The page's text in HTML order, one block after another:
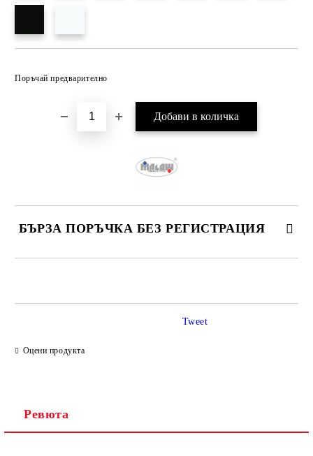
Поръчай предварително
БЪРЗА ПОРЪЧКА БЕЗ РЕГИСТРАЦИЯ
Оцени продукта
Tweet
Ревюта